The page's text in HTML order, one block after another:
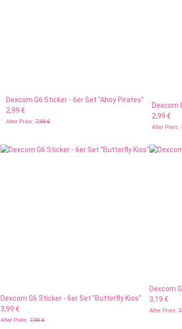
Dexcom G6 Sticker - 6er Set "Ahoy Pirates"
2,99 €
Alter Preis: 7,99 €
Dexcom
2,99 €
Alter Preis:
Dexcom G6 Sticker - 6er Set "Butterfly Kiss"
3,99 €
Alter Preis: 7,99 €
Dexcom
3,19 €
Alter Preis: